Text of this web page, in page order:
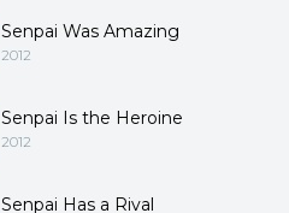
Senpai Was Amazing
2012
Senpai Is the Heroine
2012
Senpai Has a Rival